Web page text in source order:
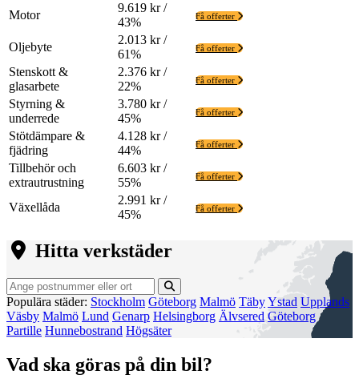
Motor
9.619 kr /
43%
Få offerter
Oljebyte
2.013 kr /
61%
Få offerter
Stenskott &
glasarbete
2.376 kr /
22%
Få offerter
Styrning &
underrede
3.780 kr /
45%
Få offerter
Stötdämpare &
fjädring
4.128 kr /
44%
Få offerter
Tillbehör och
extrautrustning
6.603 kr /
55%
Få offerter
Växellåda
2.991 kr /
45%
Få offerter
Hitta verkstäder
Populära städer: Stockholm Göteborg Malmö TäbyYstad Upplands
Väsby Malmö Lund Genarp Helsingborg Älvsered Göteborg
Partille Hunnebostrand Högsäter
Vad ska göras på din bil?